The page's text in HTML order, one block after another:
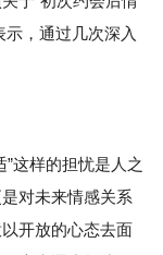
，通过几次深入
这样的担忧是人之
对未来情感关系
开放的心态去面